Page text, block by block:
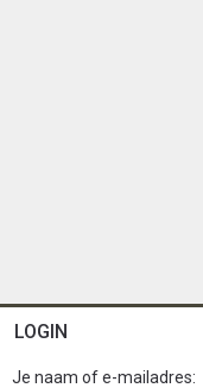
LOGIN
Je naam of e-mailadres